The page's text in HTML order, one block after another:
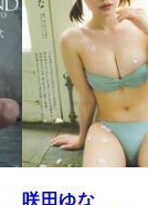
藤水咲桜『花